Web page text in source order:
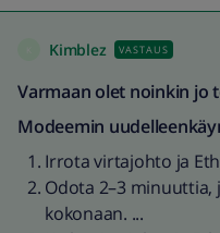
Kimblez VASTAUS
Varmaan olet noinkin jo
Modeemin
Irrota virtajohto ja
Odota 2–3 minuuttia,
kokonaan. ...